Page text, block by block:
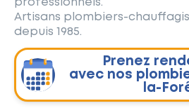
professionnels.
Artisans plombiers-
depuis 1985.
Prenez
avec nos
la-